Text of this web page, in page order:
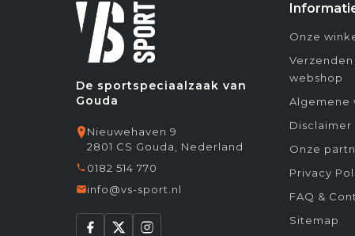
De sportspeciaalzaak van
Gouda
Nieuwehaven 9
2801 CS Gouda, Nederland
0182 514 770
info@vs-sport.nl
Onze
webshop
Algemene
Disclaimer
Onze
Privacy
FAQ &
Sitemap